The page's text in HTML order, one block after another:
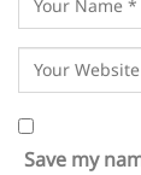
Save my